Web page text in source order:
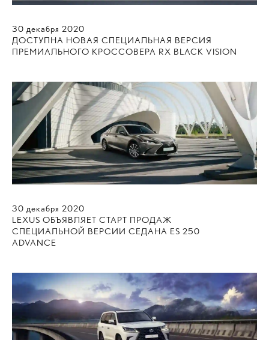
30 декабря 2020
ДОСТУПНА НОВАЯ СПЕЦИАЛЬНАЯ ВЕРСИЯ
ПРЕМИАЛЬНОГО КРОССОВЕРА RX BLACK VISION
30 декабря 2020
LEXUS ОБЪЯВЛЯЕТ СТАРТ ПРОДАЖ
СПЕЦИАЛЬНОЙ ВЕРСИИ СЕДАНА ES 250
ADVANCE